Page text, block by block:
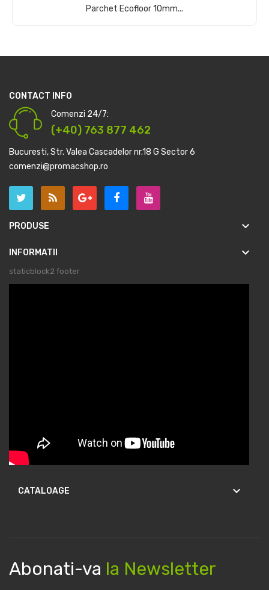
Parchet Ecofloor 10mm...
CONTACT INFO
Comenzi 24/7:
(+40) 763 877 462
Bucuresti, Str. Valea Cascadelor nr.18 G Sector 6
comenzi@promacshop.ro
PRODUSE keyboard_arrow_down
INFORMATII keyboard_arrow_down
staticblock2 footer
CATALOAGE keyboard_arrow_down
Abonati-va la Newsletter